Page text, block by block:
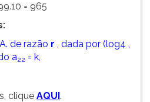
= 965
de razão r , dada por (log4 ,
a22 = k,
clique AQUI.